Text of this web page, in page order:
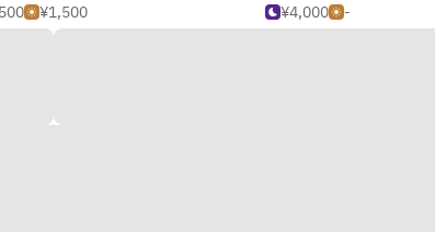
¥1,500
¥4,000
-